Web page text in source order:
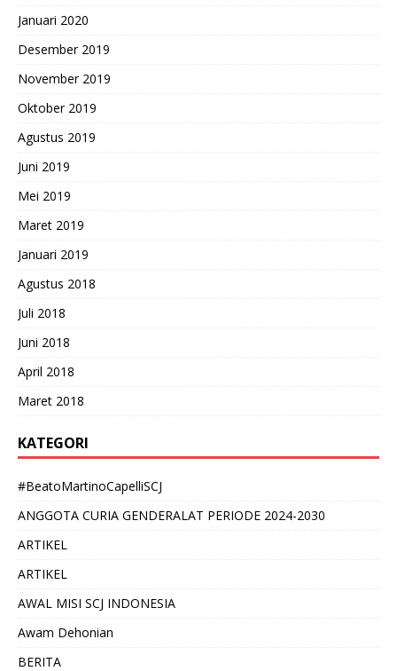
Januari 2020
Desember 2019
November 2019
Oktober 2019
Agustus 2019
Juni 2019
Mei 2019
Maret 2019
Januari 2019
Agustus 2018
Juli 2018
Juni 2018
April 2018
Maret 2018
KATEGORI
#BeatoMartinoCapelliSCJ
ANGGOTA CURIA GENDERALAT PERIODE 2024-2030
ARTIKEL
ARTIKEL
AWAL MISI SCJ INDONESIA
Awam Dehonian
BERITA